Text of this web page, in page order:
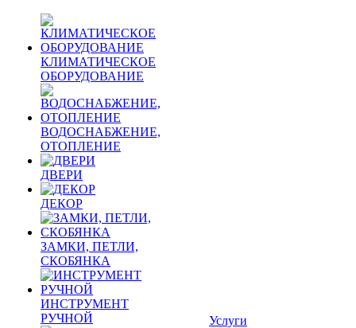
КЛИМАТИЧЕСКОЕ
ОБОРУДОВАНИЕ
ВОДОСНАБЖЕНИЕ,
ОТОПЛЕНИЕ
ДВЕРИ
ДЕКОР
ЗАМКИ, ПЕТЛИ,
СКОБЯНКА
ИНСТРУМЕНТ
РУЧНОЙ
Услуги